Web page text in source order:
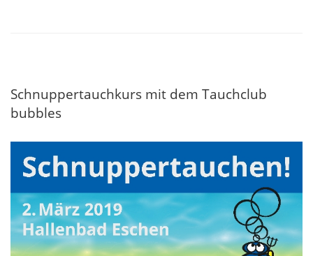
Schnuppertauchkurs mit dem Tauchclub
bubbles